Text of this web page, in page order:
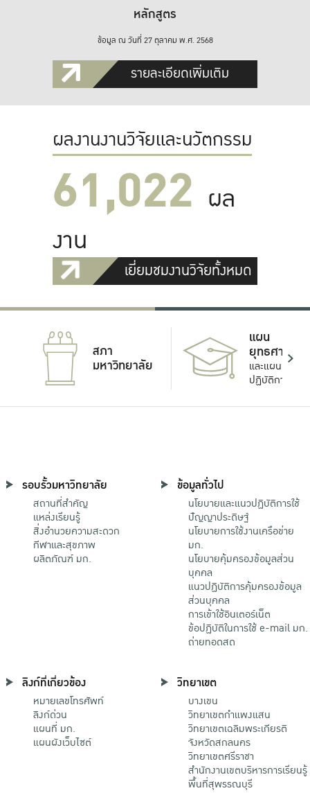
หลักสูตร
ข้อมูล ณ วันที่ 27 ตุลาคม พ.ศ. 2568
รายละเอียดเพิ่มเติม
ผลงานงานวิจัยและนวัตกรรม
61,022 ผล
งาน
เยี่ยมชมงานวิจัยทั้งหมด
สภา
มหาวิทยาลัย
แผน
ยุทธศาสตร์
และแผน
ปฏิบัติการ
รอบรั้วมหาวิทยาลัย
สถานที่สำคัญ
แหล่งเรียนรู้
สิ่งอำนวยความสะดวก
กีฬาและสุขภาพ
ผลิตภัณฑ์ มก.
ข้อมูลทั่วไป
นโยบายและแนวปฏิบัติการใช้
ปัญญาประดิษฐ์
นโยบายการใช้งานเครือข่าย
มก.
นโยบายคุ้มครองข้อมูลส่วน
บุคคล
แนวปฏิบัติการคุ้มครองข้อมูล
ส่วนบุคคล
การเข้าใช้อินเตอร์เน็ต
ข้อปฏิบัติในการใช้ e-mail มก.
ถ่ายทอดสด
ลิงก์ที่เกี่ยวข้อง
หมายเลขโทรศัพท์
ลิงก์ด่วน
แผนที่ มก.
แผนผังเว็บไซต์
วิทยาเขต
บางเขน
วิทยาเขตกําแพงแสน
วิทยาเขตเฉลิมพระเกียรติ
จังหวัดสกลนคร
วิทยาเขตศรีราชา
สำนักงานเขตบริหารการเรียนรู้
พื้นที่สุพรรณบุรี